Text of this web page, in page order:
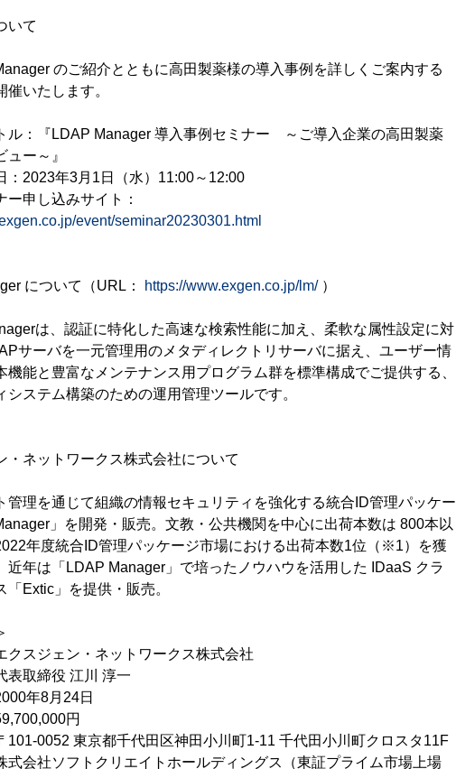
いて
のご紹介とともに高田製薬様の導入事例を詳しくご案内する
催いたします。
『LDAP Manager 導入事例セミナー ～ご導入企業の高田製薬
ー～』
年3月1日（水）11:00～12:00
し込みサイト：
event/seminar20230301.html
について（URL： https://www.exgen.co.jp/lm/）
は、認証に特化した高速な検索性能に加え、柔軟な属性設定に対
サーバを一元管理用のメタディレクトリサーバに据え、ユーザー情
機能と豊富なメンテナンス用プログラム群を標準構成でご提供する、
システム構築のための運用管理ツールです。
・ネットワークス株式会社について
理を通じて組織の情報セキュリティを強化する統合ID管理パッケー
」を開発・販売。文教・公共機関を中心に出荷本数は 800本以
年度統合ID管理パッケージ市場における出荷本数1位（※1）を獲
近年は「LDAP Manager」で培ったノウハウを活用した IDaaS クラ
「Extic」を提供・販売。
スジェン・ネットワークス株式会社
取締役 江川 淳一
年8月24日
円
0052 東京都千代田区神田小川町1-11 千代田小川町クロスタ11F
会社ソフトクリエイトホールディングス（東証プライム市場上場